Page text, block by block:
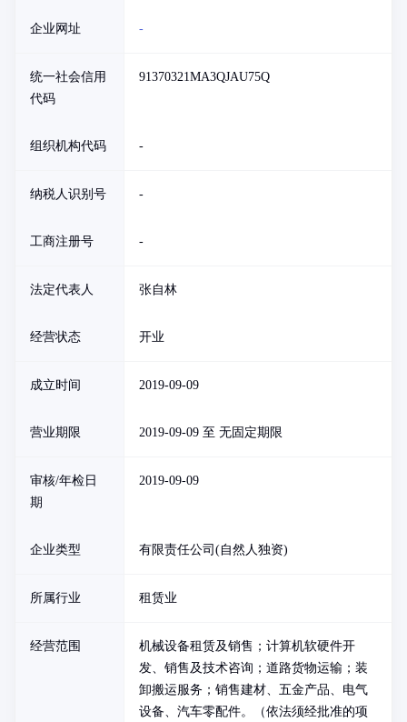
企业网址 -
统一社会信用
代码
91370321MA3QJAU75Q
组织机构代码 -
纳税人识别号 -
工商注册号 -
法定代表人 张自林
经营状态 开业
成立时间 2019-09-09
营业期限 2019-09-09 至 无固定期限
审核/年检日
期
2019-09-09
企业类型 有限责任公司(自然人独资)
所属行业 租赁业
经营范围
机械设备租赁及销售；计算机软硬件开
发、销售及技术咨询；道路货物运输；装
卸搬运服务；销售建材、五金产品、电气
设备、汽车零配件。（依法须经批准的项